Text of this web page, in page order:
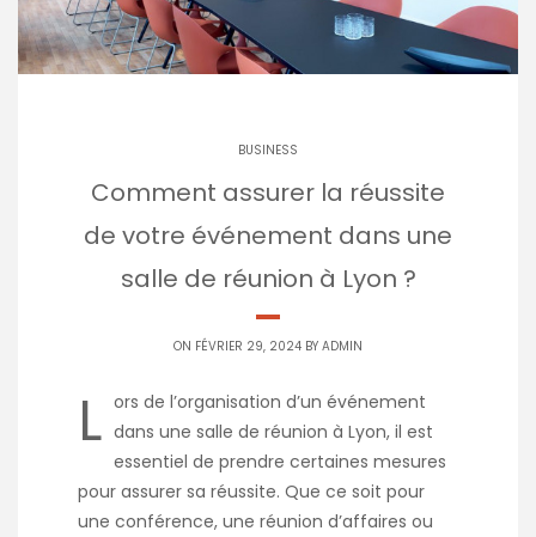
BUSINESS
Comment assurer la réussite
de votre événement dans une
salle de réunion à Lyon ?
ON FÉVRIER 29, 2024 BY ADMIN
L ors de l’organisation d’un événement
dans une salle de réunion à Lyon, il est
essentiel de prendre certaines mesures
pour assurer sa réussite. Que ce soit pour
une conférence, une réunion d’affaires ou